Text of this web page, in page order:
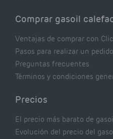
Comprar gasoil
Ventajas de comprar con
Pasos para realizar un pedido
Preguntas frecuentes
Términos y condiciones
Precios
El precio más barato de
Evolución del precio del